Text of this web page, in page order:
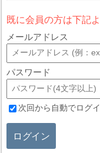
既に会員の方は下記
メールアドレス
パスワード
次回から自動でログ
ログイン